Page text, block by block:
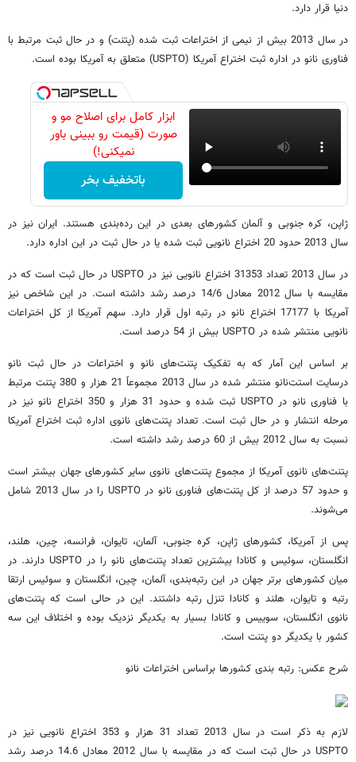
دنیا قرار دارد.
در سال 2013 بیش از نیمی از اختراعات ثبت شده (پتنت) و در حال ثبت مرتبط با
فناوری نانو در اداره ثبت اختراع آمریکا (USPTO) متعلق به آمریکا بوده است.
ابزار کامل برای اصلاح مو و
صورت (قیمت رو ببینی باور
نمیکنی!)
باتخفیف بخر
ژاپن، کره جنوبی و آلمان کشورهای بعدی در این رده‌بندی هستند. ایران نیز در
سال 2013 حدود 20 اختراع نانویی ثبت شده یا در حال ثبت در این اداره دارد.
در سال 2013 تعداد 31353 اختراع نانویی نیز در USPTO در حال ثبت است که در
مقایسه با سال 2012 معادل 14/6 درصد رشد داشته است. در این شاخص نیز
آمریکا با 17177 اختراع نانو در رتبه اول قرار دارد. سهم آمریکا از کل اختراعات
نانویی منتشر شده در USPTO بیش از 54 درصد است.
بر اساس این آمار که به تفکیک پتنت‌های نانو و اختراعات در حال ثبت نانو
درسایت استت‌نانو منتشر شده در سال 2013 مجموعاً 21 هزار و 380 پتنت مرتبط
با فناوری نانو در USPTO ثبت شده و حدود 31 هزار و 350 اختراع نانو نیز در
مرحله انتشار و در حال ثبت است. تعداد پتنت‌های نانوی اداره ثبت اختراع آمریکا
نسبت به سال 2012 بیش از 60 درصد رشد داشته است.
پتنت‌های نانوی آمریکا از مجموع پتنت‌های نانوی سایر کشورهای جهان بیشتر است
و حدود 57 درصد از کل پتنت‌های فناوری نانو در USPTO را در سال 2013 شامل
می‌شوند.
پس از آمریکا، کشورهای ژاپن، کره جنوبی، آلمان، تایوان، فرانسه، چین، هلند،
انگلستان، سوئیس و کانادا بیشترین تعداد پتنت‌های نانو را در USPTO دارند. در
میان کشورهای برتر جهان در این رتبه‌بندی، آلمان، چین، انگلستان و سوئیس ارتقا
رتبه و تایوان، هلند و کانادا تنزل رتبه داشتند. این در حالی است که پتنت‌های
نانوی انگلستان، سوییس و کانادا بسیار به یکدیگر نزدیک بوده و اختلاف این سه
کشور با یکدیگر دو پتنت است.
شرح عکس: رتبه بندی کشورها براساس اختراعات نانو
لازم به ذکر است در سال 2013 تعداد 31 هزار و 353 اختراع نانویی نیز در
USPTO در حال ثبت است که در مقایسه با سال 2012 معادل 14.6 درصد رشد